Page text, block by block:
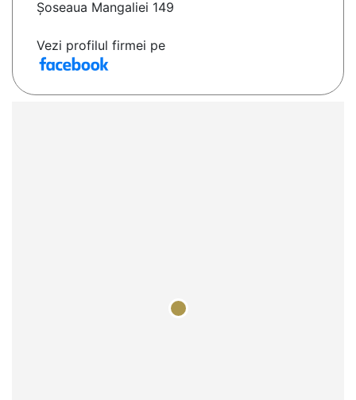
Șoseaua Mangaliei 149
Vezi profilul firmei pe